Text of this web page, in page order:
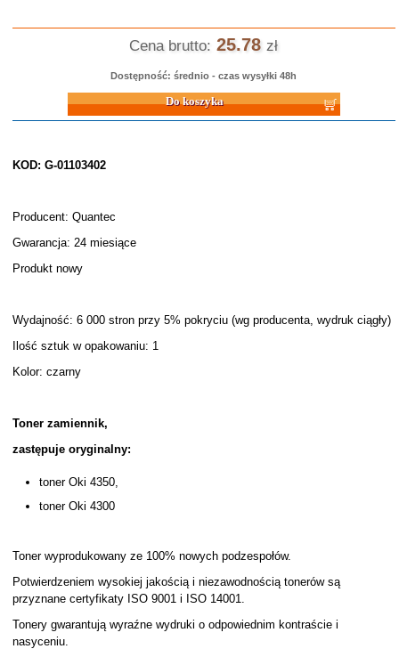
Cena brutto: 25.78 zł
Dostępność: średnio - czas wysyłki 48h
Do koszyka
KOD: G-01103402
Producent: Quantec
Gwarancja: 24 miesiące
Produkt nowy
Wydajność: 6 000 stron przy 5% pokryciu (wg producenta, wydruk ciągły)
Ilość sztuk w opakowaniu: 1
Kolor: czarny
Toner zamiennik,
zastępuje oryginalny:
toner Oki 4350,
toner Oki 4300
Toner wyprodukowany ze 100% nowych podzespołów.
Potwierdzeniem wysokiej jakością i niezawodnością tonerów są
przyznane certyfikaty ISO 9001 i ISO 14001.
Tonery gwarantują wyraźne wydruki o odpowiednim kontraście i
nasyceniu.